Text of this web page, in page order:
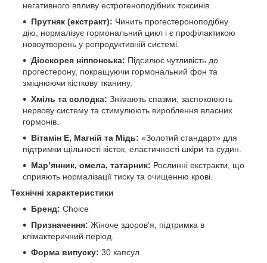
негативного впливу естрогеноподібних токсинів.
Прутняк (екстракт): Чинить прогестероноподібну
дію, нормалізує гормональний цикл і є профілактикою
новоутворень у репродуктивній системі.
Діоскорея ніппонська: Підсилює чутливість до
прогестерону, покращуючи гормональний фон та
зміцнюючи кісткову тканину.
Хміль та солодка: Знімають спазми, заспокоюють
нервову систему та стимулюють вироблення власних
гормонів.
Вітамін Е, Магній та Мідь: «Золотий стандарт» для
підтримки щільності кісток, еластичності шкіри та судин.
Мар’янник, омела, татарник: Рослинні екстракти, що
сприяють нормалізації тиску та очищенню крові.
Технічні характеристики
Бренд: Choice
Призначення: Жіноче здоров'я, підтримка в
клімактеричний період.
Форма випуску: 30 капсул.